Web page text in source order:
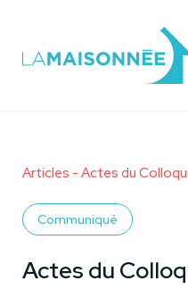
Articles - Actes du
Communiqué
Actes du